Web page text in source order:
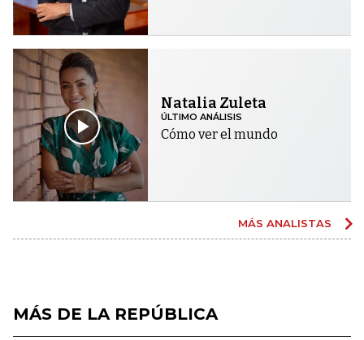
Natalia Zuleta
ÚLTIMO ANÁLISIS
Cómo ver el mundo
MÁS ANALISTAS
MÁS DE LA REPÚBLICA